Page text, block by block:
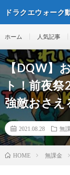
ドラクエウォーク
ホーム 人気記事
【DQW】
ト！前夜祭
強敵おさえ
2021.08.28 無
HOME 無課金